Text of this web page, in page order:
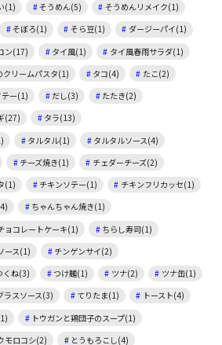
(1) そうめん(5)
そうめんリメイク(1)
そぼろ(1) そら豆(1)
ダージーパイ(1)
ン(17) タイ風(1)
タイ風春雨サラダ(1)
クリームパスタ(1) タコ(4)
たこ(2)
テー(1)
だし(3)
たたき(2)
(27)
タラ(13)
タルタル(1)
タルタルソース(4)
チーズ焼き(1)
チェダーチーズ(2)
(1) チキンソテー(1)
チキンフリカッセ(1)
ちゃんちゃん焼き(1)
ョコレートケーキ(1)
ちらし寿司(1)
ース(1)
チンゲンサイ(2)
くね(3) つけ麺(1) ツナ(2)
ツナ缶(1)
ラスソース(3) てりたま(1)
トースト(4)
トウガンと鶏団子のスープ(1)
モロコシ(2) とうもろこし(4)